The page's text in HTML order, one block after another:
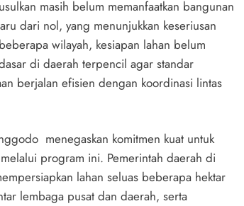
masih belum memanfaatkan bangunan
dari nol, yang menunjukkan keseriusan
wilayah, kesiapan lahan belum
di daerah terpencil agar standar
berjalan efisien dengan koordinasi lintas
menegaskan komitmen kuat untuk
program ini. Pemerintah daerah di
lahan seluas beberapa hektar
lembaga pusat dan daerah, serta